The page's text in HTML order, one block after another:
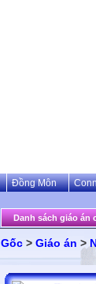
Đồng Môn
Danh sách giáo án
Gốc > Giáo án >